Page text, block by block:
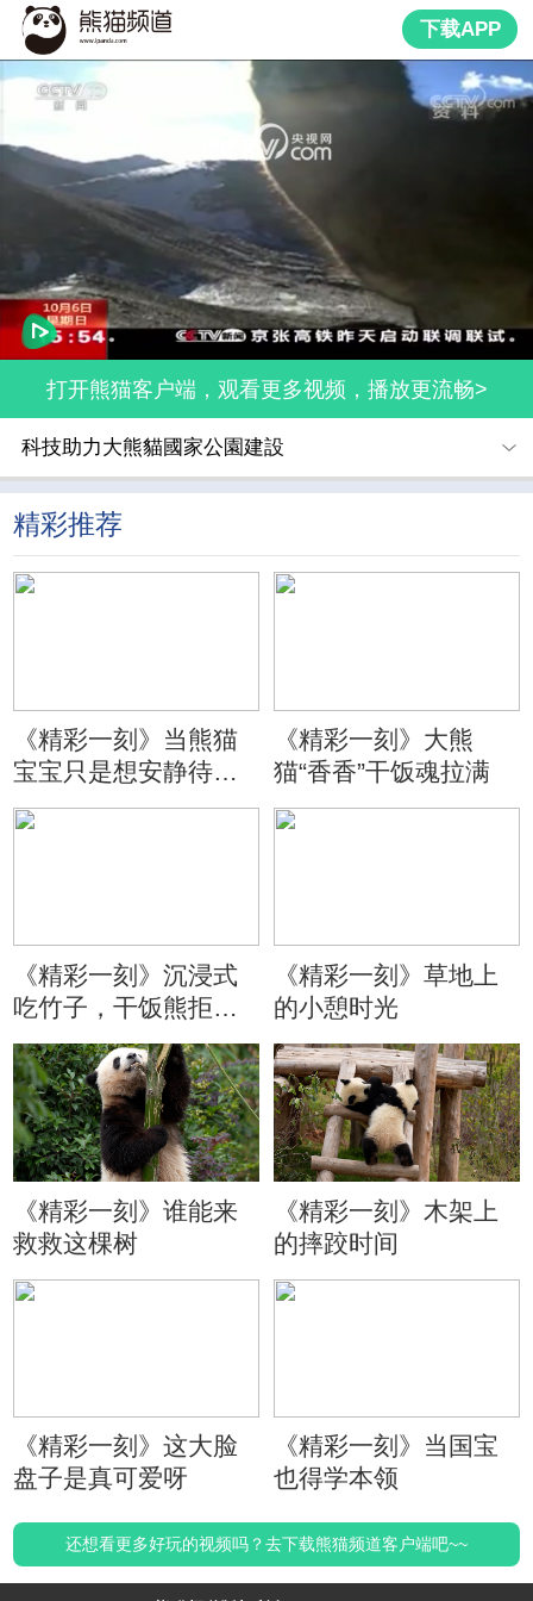
下载APP
网络开小差了，请稍后再试
打开熊猫客户端，观看更多视频，播放更流畅>
科技助力大熊貓國家公園建設
精彩推荐
《精彩一刻》当熊猫
宝宝只是想安静待会
儿
《精彩一刻》大熊
猫“香香”干饭魂拉满
《精彩一刻》沉浸式
吃竹子，干饭熊拒绝
分心
《精彩一刻》草地上
的小憩时光
《精彩一刻》谁能来
救救这棵树
《精彩一刻》木架上
的摔跤时间
《精彩一刻》这大脸
盘子是真可爱呀
《精彩一刻》当国宝
也得学本领
还想看更多好玩的视频吗？去下载熊猫频道客户端吧~~